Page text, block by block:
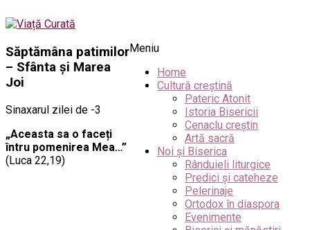
Meniu
Home
Cultură creștină
Pateric Atonit
Istoria Bisericii
Cenaclu creștin
Artă sacră
Noi și Biserica
Rânduieli liturgice
Predici și cateheze
Pelerinaje
Ortodox în diaspora
Evenimente
Săptămâna patimilor
– Sfânta și Marea
Joi
Sinaxarul zilei de -3
„Aceasta sa o faceți
întru pomenirea Mea…”
(Luca 22,19)